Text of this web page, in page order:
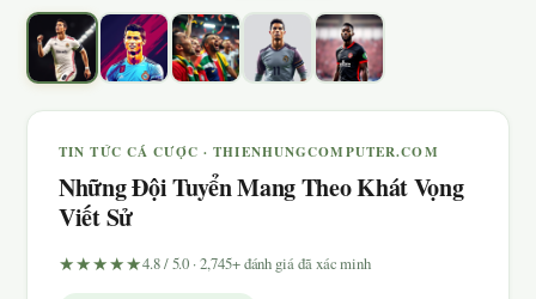
TIN TỨC CÁ CƯỢC · THIENHUNGCOMPUTER.COM
Những Đội Tuyển Mang Theo Khát Vọng
Viết Sử
★★★★★4.8 / 5.0 · 2,745+ đánh giá đã xác minh